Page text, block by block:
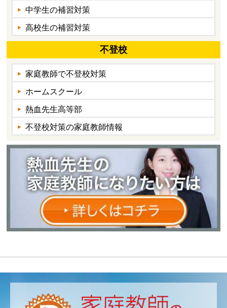
中学生の補習対策
高校生の補習対策
不登校
家庭教師で不登校対策
ホームスクール
熱血先生高等部
不登校対策の家庭教師情報